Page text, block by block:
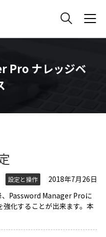
Pro ナレッジベ
設定と操作
2018年7月26日
、Password Manager Proに
化することが出来ます。本